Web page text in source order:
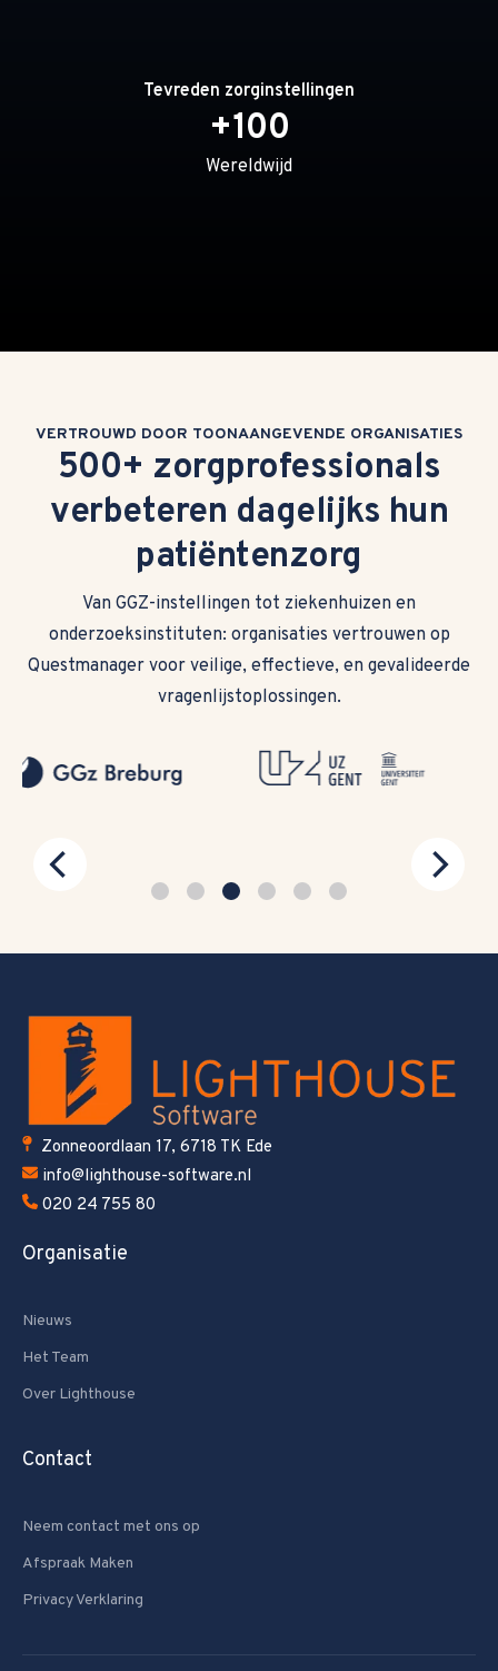
Tevreden zorginstellingen
+100
Wereldwijd
VERTROUWD DOOR TOONAANGEVENDE ORGANISATIES
500+ zorgprofessionals
verbeteren dagelijks hun
patiëntenzorg
Van GGZ-instellingen tot ziekenhuizen en
onderzoeksinstituten: organisaties vertrouwen op
Questmanager voor veilige, effectieve, en gevalideerde
vragenlijstoplossingen.
Zonneoordlaan 17, 6718 TK Ede
info@lighthouse-software.nl
020 24 755 80
Organisatie
Nieuws
Het Team
Over Lighthouse
Contact
Neem contact met ons op
Afspraak Maken
Privacy Verklaring